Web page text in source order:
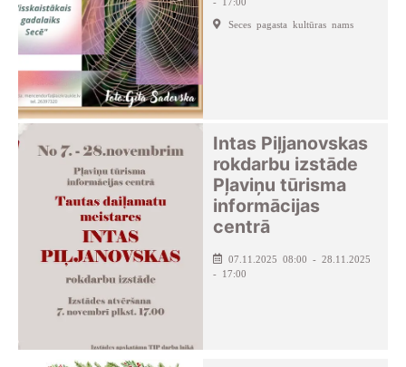
Seces pagasta kultūras nams
Intas Piļjanovskas
rokdarbu izstāde
Pļaviņu tūrisma
informācijas
centrā
07.11.2025 08:00 - 28.11.2025
- 17:00